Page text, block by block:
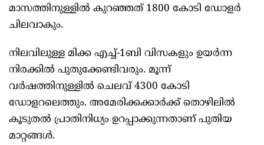
മാസത്തിനുള്ളിൽ കുറഞ്ഞത് 1800 കോടി ഡോളർ
ചിലവാകും.
നിലവിലുള്ള മിക്ക എച്ച്-1ബി വിസകളും ഉയർന്ന
നിരക്കിൽ പുതുക്കേണ്ടിവരും. മൂന്ന്
വർഷത്തിനുള്ളിൽ ചെലവ് 4300 കോടി
ഡോളറലെത്തും. അമേരിക്കക്കാർക്ക് തൊഴിലിൽ
കൂടുതൽ പ്രാതിനിധ്യം ഉറപ്പാക്കുന്നതാണ് പുതിയ
മാറ്റങ്ങൾ.